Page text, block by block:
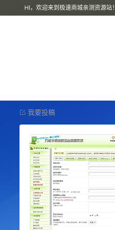
HI，欢迎来到极速商城亲测资源站！
我要投稿